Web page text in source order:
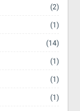
(2)
(1)
(14)
(1)
(1)
(1)